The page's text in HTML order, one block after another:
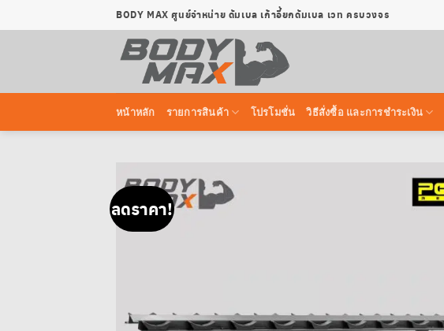
ไป
BODY MAX ศูนย์จำหน่าย ดัมเบล เก้าอี้ยกดัมเบล เวท ครบวงจร
หน้าหลัก รายการสินค้า โปรโมชั่น วิธีสั่งซื้อ และการชำระเงิน
ลดราคา!